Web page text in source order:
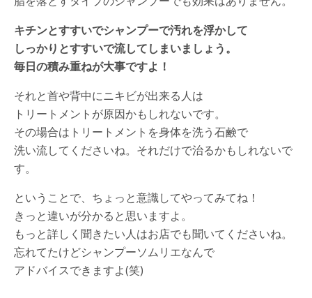
キチンとすすいでシャンプーで汚れを浮かして
しっかりとすすいで流してしまいましょう。
毎日の積み重ねが大事ですよ！
それと首や背中にニキビが出来る人は
トリートメントが原因かもしれないです。
その場合はトリートメントを身体を洗う石鹸で
洗い流してくださいね。それだけで治るかもしれないで
す。
ということで、ちょっと意識してやってみてね！
きっと違いが分かると思いますよ。
もっと詳しく聞きたい人はお店でも聞いてくださいね。
忘れてたけどシャンプーソムリエなんで
アドバイスできますよ(笑)